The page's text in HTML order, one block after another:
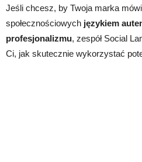
Jeśli chcesz, by Twoja marka
społecznościowych językiem
profesjonalizmu, zespół Social
Ci, jak skutecznie wykorzystać